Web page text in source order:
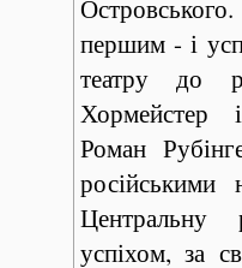
першим - і
театру до
Хормейстер
Роман
російськими
успіхом, за